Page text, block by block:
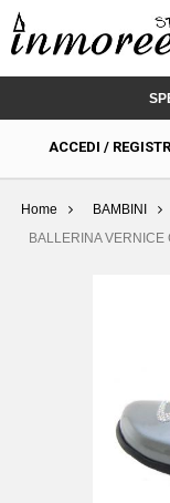
ACCEDI /
Home BAMBINI
BALLERINA VERNICE